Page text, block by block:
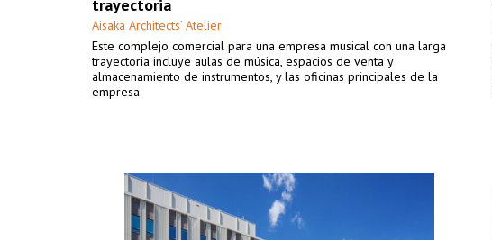
trayectoria
Aisaka Architects’ Atelier
Este complejo comercial para una empresa musical con una larga
trayectoria incluye aulas de música, espacios de venta y
almacenamiento de instrumentos, y las oficinas principales de la
empresa.